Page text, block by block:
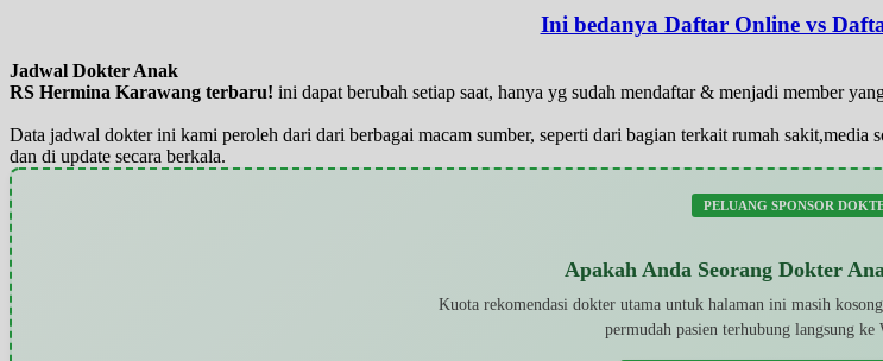
Ini bedanya Daftar Online vs
Jadwal Dokter Anak
RS Hermina Karawang terbaru! ini dapat berubah setiap saat, hanya yg sudah mendaftar & menjadi member
Data jadwal dokter ini kami peroleh dari dari berbagai macam sumber, seperti dari bagian terkait rumah
dan di update secara berkala.
PELUANG SPONSOR
Apakah Anda Seorang Dokter
Kuota rekomendasi dokter utama untuk halaman ini masih
permudah pasien terhubung langsung ke